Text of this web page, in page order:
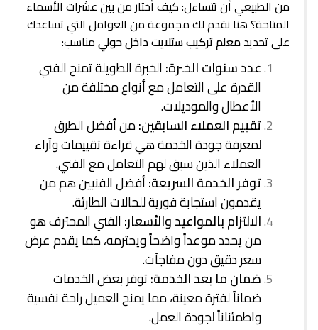
من الطبيعي أن تتساءل: كيف أختار من بين عشرات الأسماء
المتاحة؟ هنا نقدم لك مجموعة من العوامل التي تساعدك
على تحديدمعلم تركيب ستلايت داخل حوليمناسب:
عدد سنوات الخبرة:الخبرة الطويلة تمنح الفني
القدرة على التعامل مع أنواع مختلفة من
الأعطال والموديلات.
تقييم العملاء السابقين:من أفضل الطرق
لمعرفة جودة الخدمة هي قراءة تقييمات وآراء
العملاء الذين سبق لهم التعامل مع الفني.
توفر الخدمة السريعة:أفضل الفنيين هم من
يقدمون استجابة فورية للحالات الطارئة.
الالتزام بالمواعيد والأسعار:الفني المحترف هو
من يحدد موعداً واضحاً ويحترمه، كما يقدم عرض
سعر دقيق دون مفاجآت.
ضمان ما بعد الخدمة:توفر بعض الخدمات
ضماناً لفترة معينة، مما يمنح العميل راحة نفسية
واطمئناناً لجودة العمل.